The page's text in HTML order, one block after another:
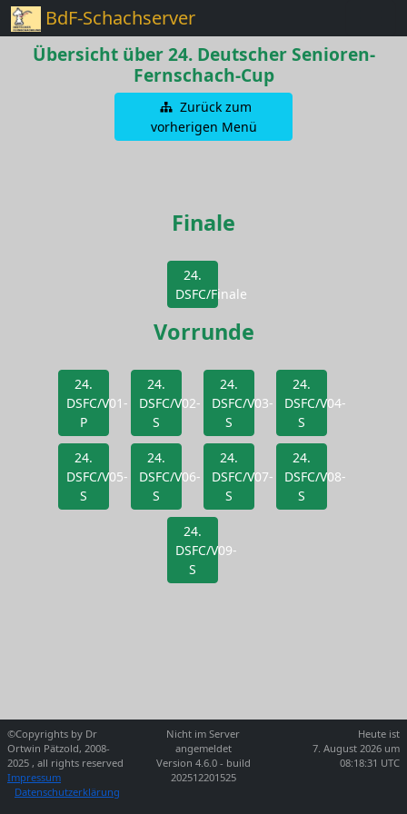
BdF-Schachserver
Übersicht über 24. Deutscher Senioren-
Fernschach-Cup
Zurück zum
vorherigen Menü
Finale
24.
DSFC/Finale
Vorrunde
24.
DSFC/V01-
P
24.
DSFC/V02-
S
24.
DSFC/V03-
S
24.
DSFC/V04-
S
24.
DSFC/V05-
S
24.
DSFC/V06-
S
24.
DSFC/V07-
S
24.
DSFC/V08-
S
24.
DSFC/V09-
S
©Copyrights by Dr
Ortwin Pätzold, 2008-
2025 , all rights reserved
Impressum
Datenschutzerklärung
Nicht im Server
angemeldet
Version 4.6.0 - build
202512201525
Heute ist
7. August 2026 um
08:18:31 UTC